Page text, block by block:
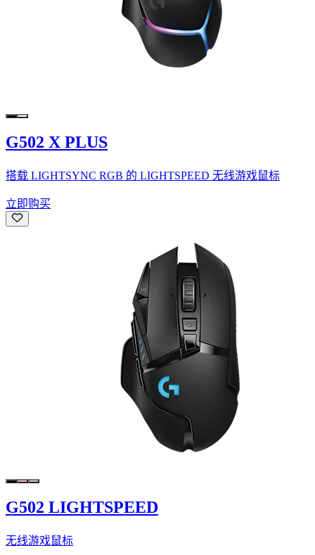
G502 X PLUS
搭载 LIGHTSYNC RGB 的 LIGHTSPEED 无线游戏鼠标
立即购买
G502 LIGHTSPEED
无线游戏鼠标